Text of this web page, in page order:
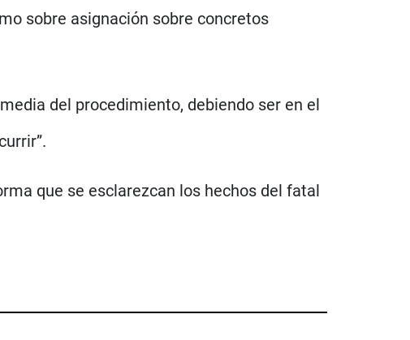
sobre asignación sobre concretos
del procedimiento, debiendo ser en el
que se esclarezcan los hechos del fatal